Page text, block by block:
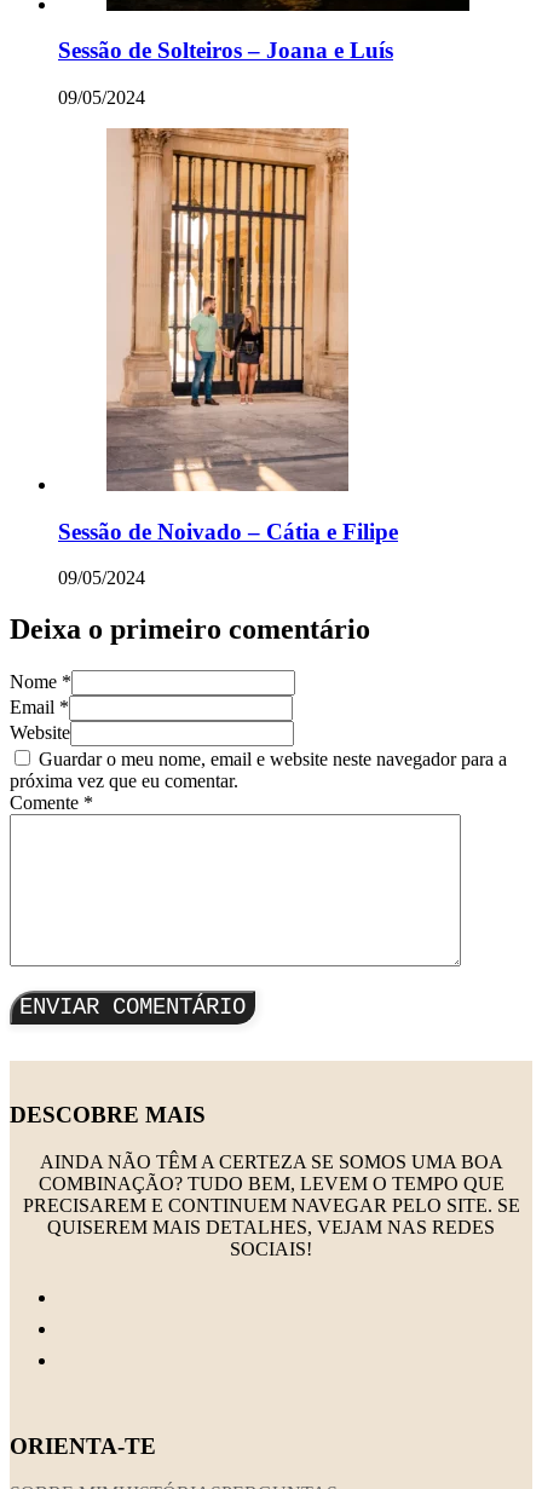
Sessão de Solteiros – Joana e Luís
09/05/2024
Sessão de Noivado – Cátia e Filipe
09/05/2024
Deixa o primeiro comentário
Nome *
Email *
Website
Guardar o meu nome, email e website neste navegador para a
próxima vez que eu comentar.
Comente *
DESCOBRE MAIS
AINDA NÃO TÊM A CERTEZA SE SOMOS UMA BOA
COMBINAÇÃO? TUDO BEM, LEVEM O TEMPO QUE
PRECISAREM E CONTINUEM NAVEGAR PELO SITE. SE
QUISEREM MAIS DETALHES, VEJAM NAS REDES
SOCIAIS!
ORIENTA-TE